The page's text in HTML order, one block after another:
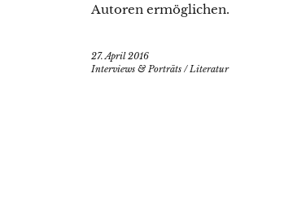
Autoren ermöglichen.
27. April 2016
Interviews & Porträts / Literatur